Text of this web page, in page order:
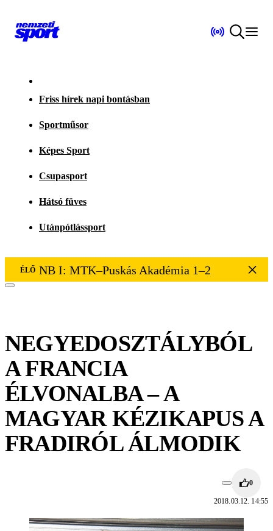
Friss hírek napi bontásban
Sportműsor
Képes Sport
Csupasport
Hátsó füves
Utánpótlássport
ÉLŐ NB I: MTK–Puskás Akadémia 1–2
NEGYEDOSZTÁLYBÓL
A FRANCIA
ÉLVONALBA – A
MAGYAR KÉZIKAPUS A
FRADIRÓL ÁLMODIK
0
2018.03.12. 14:55